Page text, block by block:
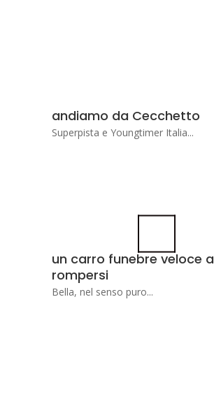
andiamo da Cecchetto
Superpista e Youngtimer Italia...
un carro funebre veloce a
rompersi
Bella, nel senso puro...